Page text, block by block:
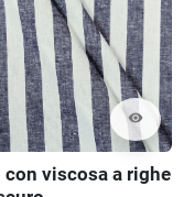
visibility
con viscosa a righe